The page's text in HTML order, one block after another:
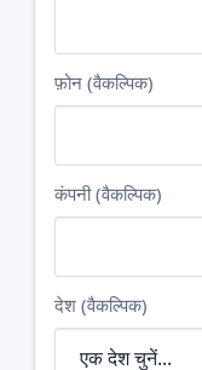
फ़ोन (वैकल्पिक)
कंपनी (वैकल्पिक)
देश (वैकल्पिक)